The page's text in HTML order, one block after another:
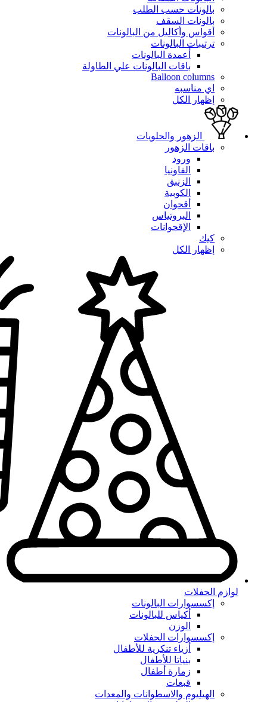
بالونات حسب الطلب
بالونات السقف
أقواس وأكاليل من البالونات
ترتيبات البالونات
أعمدة البالونات
باقات البالونات علي الطاولة
Balloon columns
اي مناسبه
إظهار الكل
الزهور والحلويات
باقات الزهور
ورود
الفاونيا
الزنبق
الكوبية
أقحوان
البروتياس
الإقحوانات
كيك
إظهار الكل
لوازم الحفلات
إكسسوارات البالونات
أكياس للبالونات
الوزن
إكسسوارات الحفلات
أزياء تنكرية للأطفال
بنياتا للأطفال
زمارة أطفال
قبعات
الهيليوم والاسطوانات والمعدات